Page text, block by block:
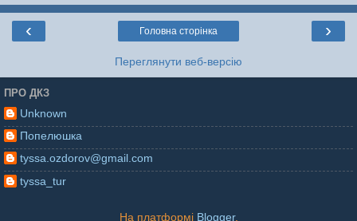
‹ ›
Головна сторінка
Переглянути веб-версію
ПРО ДКЗ
Unknown
Попелюшка
tyssa.ozdorov@gmail.com
tyssa_tur
На платформі Blogger.